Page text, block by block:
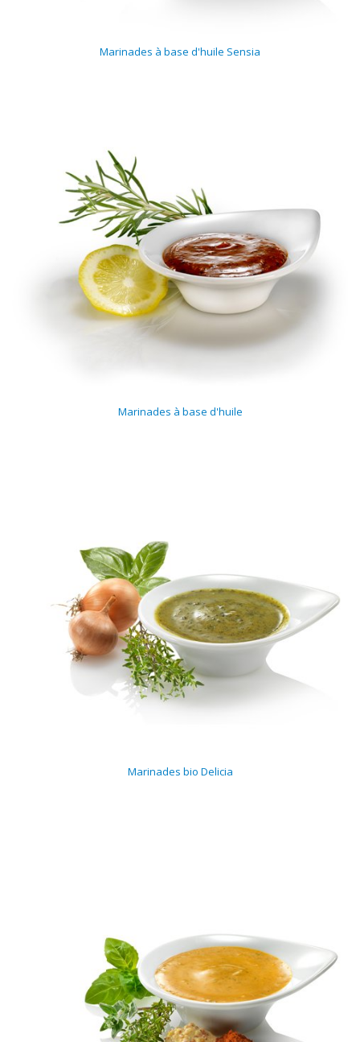
d'utilisation
Marinades à base d'huile Sensia
Marinades à base d'huile
Marinades bio Delicia